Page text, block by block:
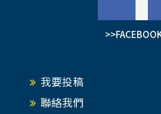
區 離機捷A9林口站約10分鐘單
廠，位居林口區湖南里。成立
的女孩子扮演採茶的姑娘，都
女工採茶競技大會的盛況。…
我要投稿
聯絡我們